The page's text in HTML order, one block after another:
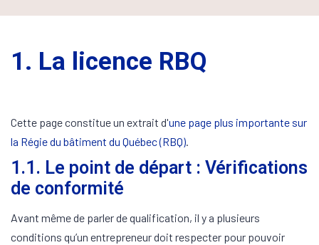
1. La licence RBQ
Cette page constitue un extrait d'une page plus importante sur
la Régie du bâtiment du Québec (RBQ).
1.1. Le point de départ : Vérifications
de conformité
Avant même de parler de qualification, il y a plusieurs
conditions qu’un entrepreneur doit respecter pour pouvoir